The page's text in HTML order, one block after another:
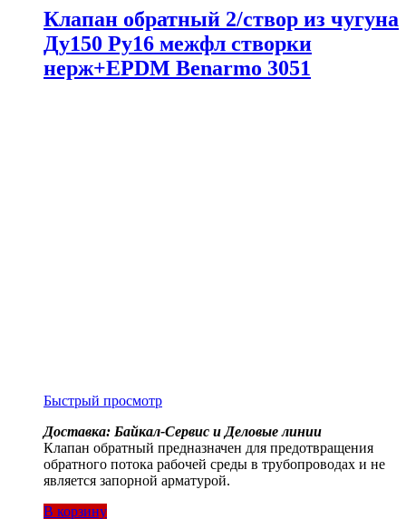
Клапан обратный 2/створ из чугуна
Ду150 Ру16 межфл створки
нерж+EPDM Benarmo 3051
Быстрый просмотр
Доставка: Байкал-Сервис и Деловые линии
Клапан обратный предназначен для предотвращения
обратного потока рабочей среды в трубопроводах и не
является запорной арматурой.
В корзину